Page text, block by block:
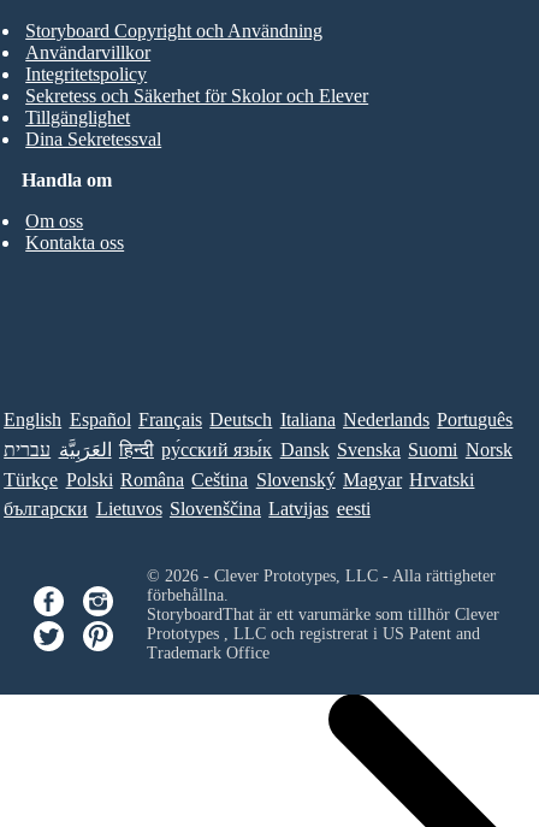
Handla om
Om oss
Kontakta oss
Storyboard Copyright och Användning
Användarvillkor
Integritetspolicy
Sekretess och Säkerhet för Skolor och Elever
Tillgänglighet
Dina Sekretessval
English Español Français Deutsch Italiana Nederlands Português
עברית العَرَبِيَّة हिन्दी ру́сский язы́к Dansk Svenska Suomi Norsk
Türkçe Polski Româna Ceština Slovenský Magyar Hrvatski
български Lietuvos Slovenščina Latvijas eesti
© 2026 - Clever Prototypes, LLC - Alla rättigheter
förbehållna.
StoryboardThat är ett varumärke som tillhör Clever
Prototypes , LLCoch registrerat i US Patent and
Trademark Office